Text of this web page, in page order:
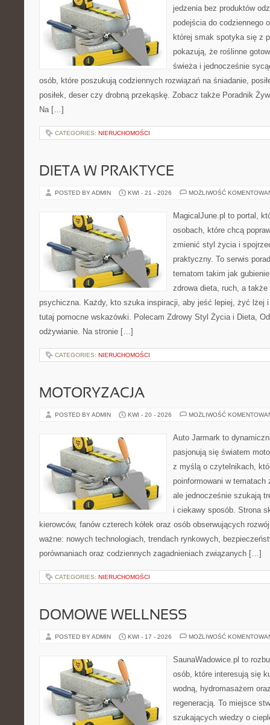
jedzenia bez produktów
podejścia do codziennego
której smak spotyka się z
pokazują, że roślinne
świeża i jednocześnie
osób, które poszukują codziennych rozwiązań na śniadanie,
posiłek, deser czy drobną przekąskę. Zobacz także Poradnik
Na […]
CATEGORIES: NIERUCHOMOŚCI
DIETA W PRAKTYCE
POSTED BY ADMIN KWI - 21 - 2026 MOŻLIWOŚĆ
MagicalJune.pl to portal,
osobach, które chcą
zmienić styl życia i
praktyczny. To serwis
tematom takim jak
zdrowa dieta, ruch, a
psychiczna. Każdy, kto szuka inspiracji, aby jeść lepiej, żyć lżej
tutaj pomocne wskazówki. Polecam Zdrowy Styl Życia i Dieta,
odżywianie. Na stronie […]
CATEGORIES: NIERUCHOMOŚCI
MOTORYZACJA
POSTED BY ADMIN KWI - 20 - 2026 MOŻLIWOŚĆ
Auto Jarmark to
pasjonują się światem
z myślą o czytelnikach,
poinformowani w
ale jednocześnie szukają
i ciekawy sposób. Strona
kierowców, fanów czterech kółek oraz osób obserwujących
ważne: nowych technologiach, trendach rynkowych,
porównaniach oraz codziennych zagadnieniach związanych […]
CATEGORIES: NIERUCHOMOŚCI
DOMOWE WELLNESS
POSTED BY ADMIN KWI - 17 - 2026 MOŻLIWOŚĆ
SaunaWadowice.pl to
osób, które interesują się
wodną, hydromasażem
regeneracją. To miejsce
szukających wiedzy o